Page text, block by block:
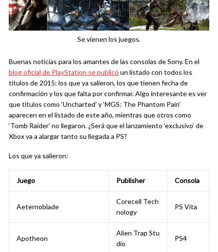
Se vienen los juegos.
Buenas noticias para los amantes de las consolas de Sony. En el
blog oficial de PlayStation se publicó un listado con todos los
títulos de 2015: los que ya salieron, los que tienen fecha de
confirmación y los que falta por confirmar. Algo interesante es ver
que títulos como ‘Uncharted’ y ‘MGS: The Phantom Pain’
aparecen en el listado de este año, mientras que otros como
‘Tomb Raider’ no llegaron. ¿Será que el lanzamiento ‘exclusivo’ de
Xbox va a alargar tanto su llegada a PS?
Los que ya salieron:
Juego Publisher Consola
Aeternoblade
Corecell Tech
nology
PS Vita
Apotheon
Alien Trap Stu
dio
PS4